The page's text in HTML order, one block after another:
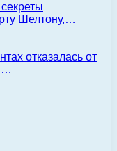
Шелтону,…
отказалась от